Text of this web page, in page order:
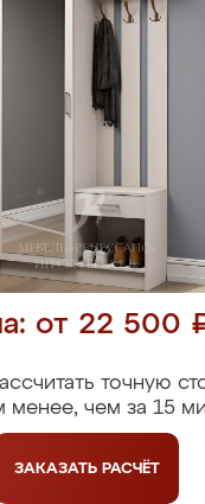
от 22 500
точную
менее, чем за 15
ЗАКАЗАТЬ РАСЧЁТ